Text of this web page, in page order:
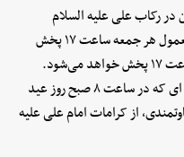
رکاب علی علیه السلام
اختصاص دارد، اشاره کرد. این برنامه طبق معمول هر جمعه ساعت ۱۷ پخش
می‌شود.این برنامه طبق معمول هر جمعه ساعت ۱۷ پخش خواهد می‌شود.
همچنین موضوع سخنرانی دکتر الهی قمشه ای که در ساعت ۸ صبح روز عید
از کرامات امام علی علیه